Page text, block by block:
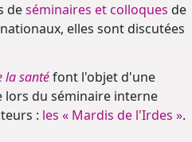
deséminaires et colloques de
elles sont discutées
la santéfont l'objet d'une
du séminaire interne
: les « Mardis de l'Irdes ».